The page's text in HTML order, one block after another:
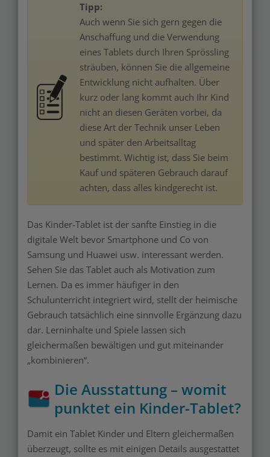
Tipp:
Auch wenn Sie sich gern gegen die
Anschaffung und die Verwendung
eines Tablets durch Ihren Sprössling
sträuben, können Sie die allgemeine
Entwicklung nicht aufhalten. Über
kurz oder lang kommt auch Ihr Kind
nicht an diesen Geräten vorbei, da
diese Art der Technik unser Leben
und später den Arbeitsalltag
bestimmt. Wichtig ist, dass Sie beim
Kauf und späteren Gebrauch darauf
achten, dass alles kindgerecht ist.
Das Kinder-Tablet ist der sanfte Einstieg in die
digitale Welt bevor Smartphone und Co von
Samsung und Huawei usw. interessant werden.
Sehen Sie das Tablet auch als Motivation zum
Lernen. Da es immer häufiger in den
Schulunterricht integriert wird, stellt der heimische
Gebrauch tatsächlich eine sinnvolle Ergänzung dazu
dar. Lerninhalte und Spiele lassen sich
gleichermaßen bewältigen und gut miteinander
„kombinieren“.
Die Ausstattung – womit
punktet ein Kinder-Tablet?
Damit ein Tablet Kinder und Eltern gleichermaßen
überzeugt, sollte es mit einigen Details ausgestattet